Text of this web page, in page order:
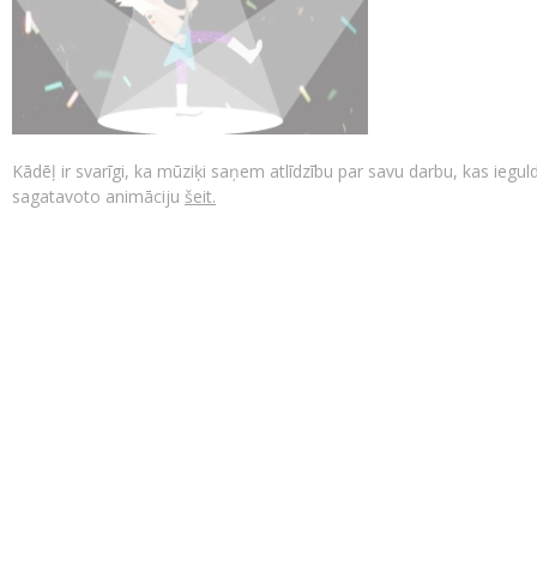
Kādēļ ir svarīgi, ka mūziķi saņem atlīdzību par savu darbu, kas
sagatavoto animāciju šeit.